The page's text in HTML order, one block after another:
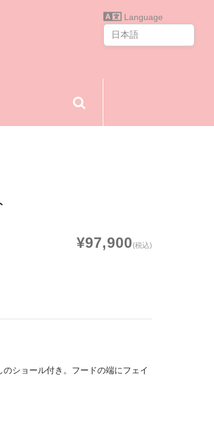
Language
¥97,900(税込)
ショール付き。フードの端にフェイ